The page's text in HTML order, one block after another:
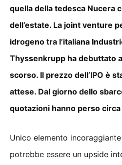
quella della tedesca Nucera
dell’estate. La joint venture
idrogeno tra l’italiana
Thyssenkrupp ha debuttato
scorso. Il prezzo dell’IPO è
attese. Dal giorno dello
quotazioni hanno perso circa
Unico elemento
potrebbe essere un upside